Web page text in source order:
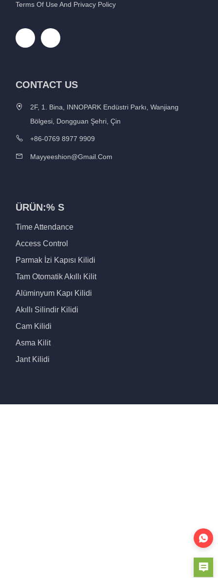
Terms Of Use And Privacy Policy
CONTACT US
2F, 1. Bina, INNOPARK Endüstri Parkı, Wanjiang
Bölgesi, Dongguan Şehri, Çin
+86-0769 8977 9909
Mayyeeshion@gmail.com
ÜRÜN:% S
Time Attendance
Access Control
Parmak İzi Kapısı Kilidi
Tam Otomatik Akıllı Kilit
Alüminyum Kapı Kilidi
Akıllı Silindir Kilidi
Cam Kilidi
Asma Kilit
Jant Kilidi